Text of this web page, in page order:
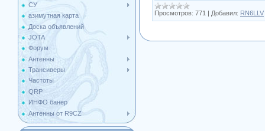
СУ
азимутная карта
Доска объявлений
JOTA
Форум
Антенны
Трансиверы
Частоты
QRP
ИНФО банер
Антенны от R9CZ
Просмотров: 771 | Добавил: RN6LLV